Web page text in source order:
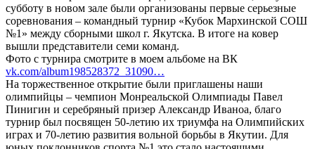
субботу в новом зале были организованы первые серьезные
соревнования – командный турнир «Кубок Мархинской СОШ
№1» между сборными школ г. Якутска. В итоге на ковер
вышли представители семи команд.
Фото с турнира смотрите в моем альбоме на ВК
vk.com/album198528372_31090…
На торжественное открытие были приглашены наши
олимпийцы – чемпион Монреальской Олимпиады Павел
Пинигин и серебряный призер Александр Иваноа, благо
турнир был посвящен 50-летию их триумфа на Олимпийских
играх и 70-летию развития вольной борьбы в Якутии. Для